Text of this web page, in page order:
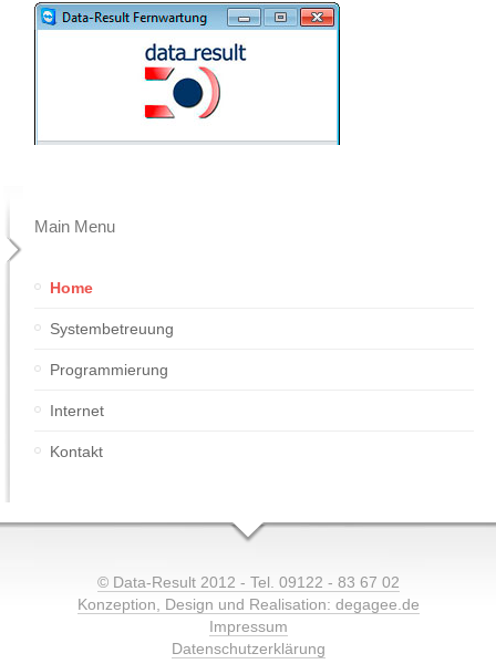
Main Menu
Home
Systembetreuung
Programmierung
Internet
Kontakt
© Data-Result 2012 - Tel. 09122 - 83 67 02
Konzeption, Design und Realisation: degagee.de
Impressum
Datenschutzerklärung